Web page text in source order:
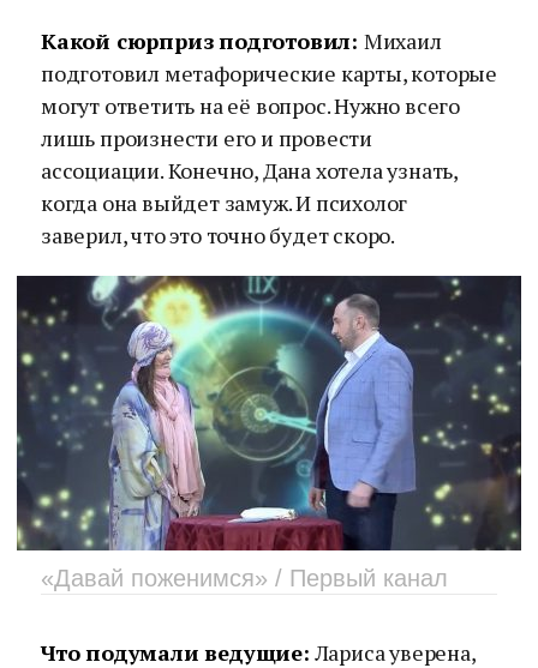
Какой сюрприз подготовил: Михаил
подготовил метафорические карты, которые
могут ответить на её вопрос. Нужно всего
лишь произнести его и провести
ассоциации. Конечно, Дана хотела узнать,
когда она выйдет замуж. И психолог
заверил, что это точно будет скоро.
«Давай поженимся» / Первый канал
Что подумали ведущие: Лариса уверена,